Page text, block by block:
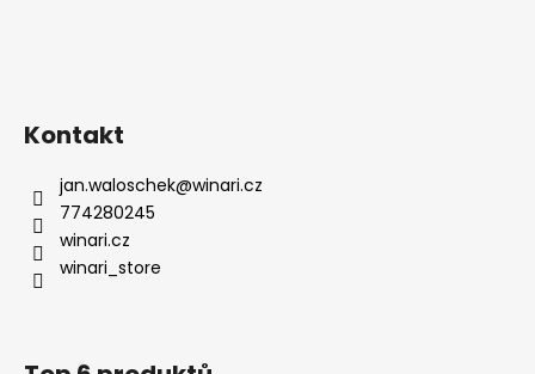
Kontakt
jan.waloschek@winari.cz
774280245
winari.cz
winari_store